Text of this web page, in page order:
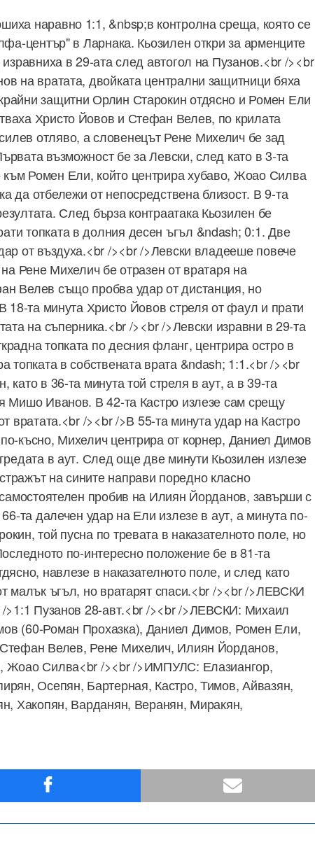
наравно 1:1, &nbsp;в контролна среща, която се
център" в Ларнака. Кьозилен откри за арменците
в 29-ата след автогол на Пузанов.<br /><br
на вратата, двойката централни защитници бяха
защитни Орлин Старокин отдясно и Ромен Ели
Христо Йовов и Стефан Велев, по крилата
отляво, а словенецът Рене Михелич бе зад
възможност бе за Левски, след като в 3-та
Ромен Ели, който центрира хубаво, Жоао Силва
да отбележи от непосредствена близост. В 9-та
След бърза контраатака Кьозилен бе
топката в долния десен ъгъл &ndash; 0:1. Две
от въздуха.<br /><br />Левски владееше повече
Рене Михелич бе отразен от вратаря на
Велев също пробва удар от дистанция, но
18-та минута Христо Йовов стреля от фаул и прати
на съперника.<br /><br />Левски изравни в 29-та
топката по десния фланг, центрира остро в
топката в собствената врата &ndash; 1:1.<br /><br
в 36-та минута той стреля в аут, а в 39-та
Мишо Иванов. В 42-та Кастро излезе сам срещу
вратата.<br /><br />В 55-та минута удар на Кастро
късно, Михелич центрира от корнер, Даниел Димов
в аут. След още две минути Кьозилен излезе
на сините направи поредно класно
пробив на Илиян Йорданов, завърши с
та далечен удар на Ели излезе в аут, а минута по-
той пусна по тревата в наказателното поле, но
по-интересно положение бе в 81-та
навлезе в наказателното поле, и след като
малък ъгъл, но вратарят спаси.<br /><br />ЛЕВСКИ
Пузанов 28-авт.<br /><br />ЛЕВСКИ: Михаил
(60-Роман Прохазка), Даниел Димов, Ромен Ели,
Велев, Рене Михелич, Илиян Йорданов,
Жоао Силва<br /><br />ИМПУЛС: Елазиангор,
Осепян, Бартерная, Кастро, Тимов, Айвазян,
Хакопян, Варданян, Веранян, Миракян,